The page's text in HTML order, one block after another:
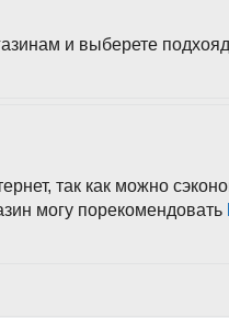
и выберете
так как можно
могу порекомендовать